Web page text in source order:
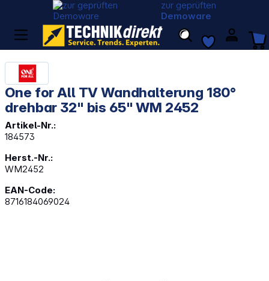
zur geprüften
Demoware
One for All TV Wandhalterung 180°
drehbar 32" bis 65" WM 2452
Artikel-Nr.:
184573
Herst.-Nr.:
WM2452
EAN-Code:
8716184069024